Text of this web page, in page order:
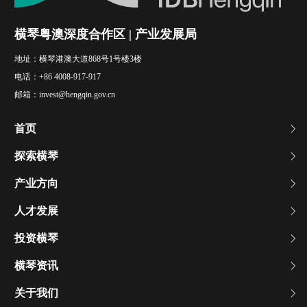
横琴粤澳深度合作区 | 产业发展局
地址： 横琴港澳大道868号1号楼3楼
电话： +86 4008-917-917
邮箱： invest@hengqin.gov.cn
首页
探索横琴
产业方向
人才发展
投资横琴
横琴资讯
关于我们